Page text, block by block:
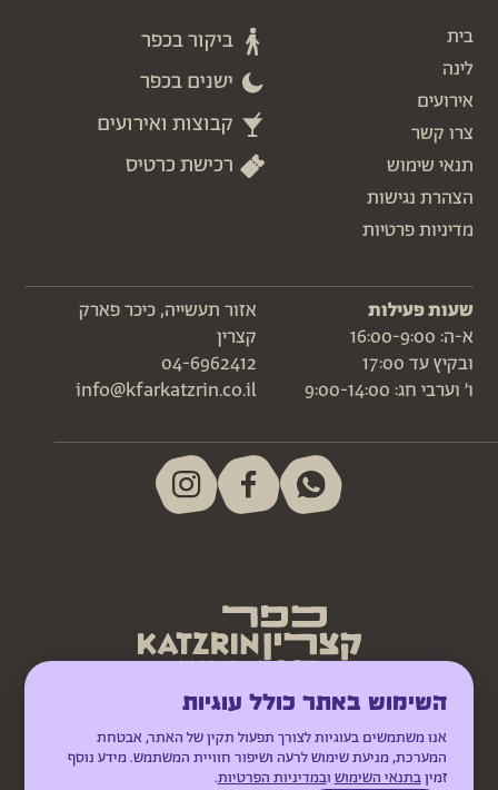
ביקור בכפר
ישנים בכפר
קבוצות ואירועים
רכישת כרטיס
בית
לינה
אירועים
צרו קשר
תנאי שימוש
הצהרת נגישות
מדיניות פרטיות
אזור תעשייה, כיכר פארק
קצרין
04-6962412
info@kfarkatzrin.co.il
שעות פעילות
א-ה: 16:00-9:00
ובקיץ עד 17:00
ו׳ וערבי חג: 9:00-14:00
השימוש באתר כולל עוגיות
אנו משתמשים בעוגיות לצורך תפעול תקין של האתר, אבטחת
המערכת, מניעת שימוש לרעה ושיפור חוויית המשתמש. מידע נוסף
זמיןבתנאי השימושובמדיניות הפרטיות.